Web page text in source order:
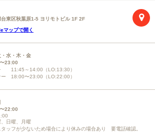
台東区秋葉原1-5 ヨリモトビル 1F 2F
マップで開く
・水・木・金
23:00
11:45～14:00（LO:13:30）
ー 18:00〜23:00（LO:22:00）
22:00
日曜、月曜
タッフが少ないため場合により休みの場合あり 要電話確認。